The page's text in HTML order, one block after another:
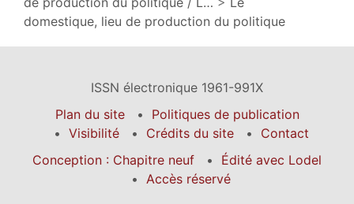
domestique, lieu de production du politique
ISSN électronique 1961-991X
Plan du site
Politiques de publication
Visibilité
Crédits du site
Contact
Conception : Chapitre neuf
Édité avec Lodel
Accès réservé